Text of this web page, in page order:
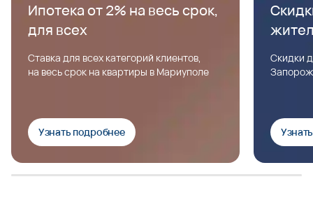
Ипотека от 2% на весь срок,
для всех
Ставка для всех категорий клиентов,
на весь срок на квартиры в Мариуполе
Узнать подробнее
Скидки